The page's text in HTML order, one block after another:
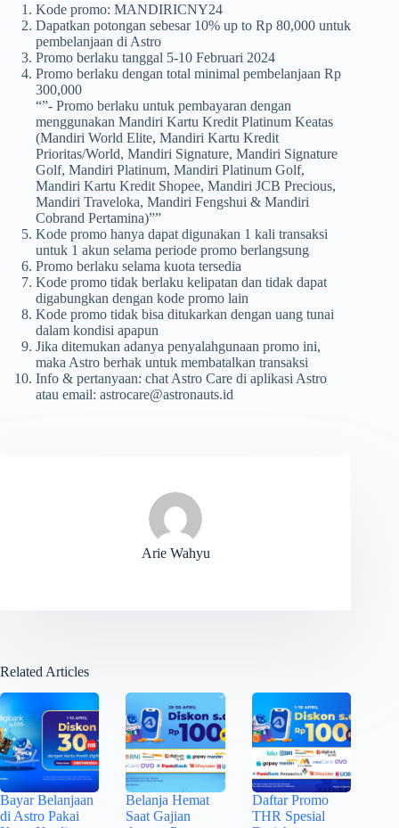
Kode promo: MANDIRICNY24
Dapatkan potongan sebesar 10% up to Rp 80,000 untuk
pembelanjaan di Astro
Promo berlaku tanggal 5-10 Februari 2024
Promo berlaku dengan total minimal pembelanjaan Rp
300,000
“”- Promo berlaku untuk pembayaran dengan
menggunakan Mandiri Kartu Kredit Platinum Keatas
(Mandiri World Elite, Mandiri Kartu Kredit
Prioritas/World, Mandiri Signature, Mandiri Signature
Golf, Mandiri Platinum, Mandiri Platinum Golf,
Mandiri Kartu Kredit Shopee, Mandiri JCB Precious,
Mandiri Traveloka, Mandiri Fengshui & Mandiri
Cobrand Pertamina)””
Kode promo hanya dapat digunakan 1 kali transaksi
untuk 1 akun selama periode promo berlangsung
Promo berlaku selama kuota tersedia
Kode promo tidak berlaku kelipatan dan tidak dapat
digabungkan dengan kode promo lain
Kode promo tidak bisa ditukarkan dengan uang tunai
dalam kondisi apapun
Jika ditemukan adanya penyalahgunaan promo ini,
maka Astro berhak untuk membatalkan transaksi
Info & pertanyaan: chat Astro Care di aplikasi Astro
atau email: astrocare@astronauts.id
Arie Wahyu
Related Articles
Bayar Belanjaan
di Astro Pakai
Belanja Hemat
Saat Gajian
Daftar Promo
THR Spesial